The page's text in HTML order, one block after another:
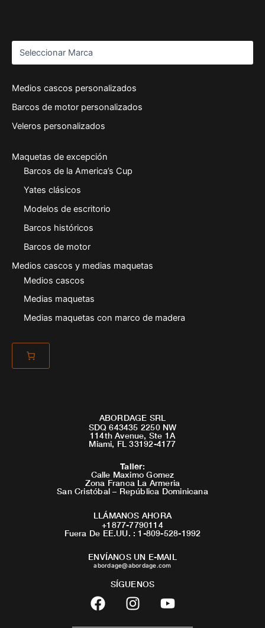
Medios cascos personalizados
Barcos de motor personalizados
Veleros personalizados
Maquetas de excepción
Barcos de la America’s Cup
Yates clásicos
Modelos de escritorio
Barcos históricos
Barcos de motor
Medios cascos y medias maquetas
Medios cascos
Medias maquetas
Medias maquetas con marco de madera
ABORDAGE SRL
SDQ 643435 2250 NW
114th Avenue, Ste 1A
Miami, FL 33192-4177
Taller:
Calle Maximo Gomez
Zona Franca La Armeria
San Cristóbal – República Dominicana
LLÁMANOS AHORA
+1877-7790114
Fuera De EE.UU. : 1-809-528-1992
ENVÍANOS UN E-MAIL
abordage@abordage.com
SÍGUENOS
F
a
c
I
n
s
Y
o
u